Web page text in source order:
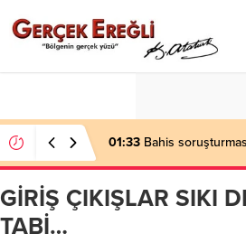
01:33 Bahis
GİRİŞ ÇIKIŞLAR SIKI
TABİ…